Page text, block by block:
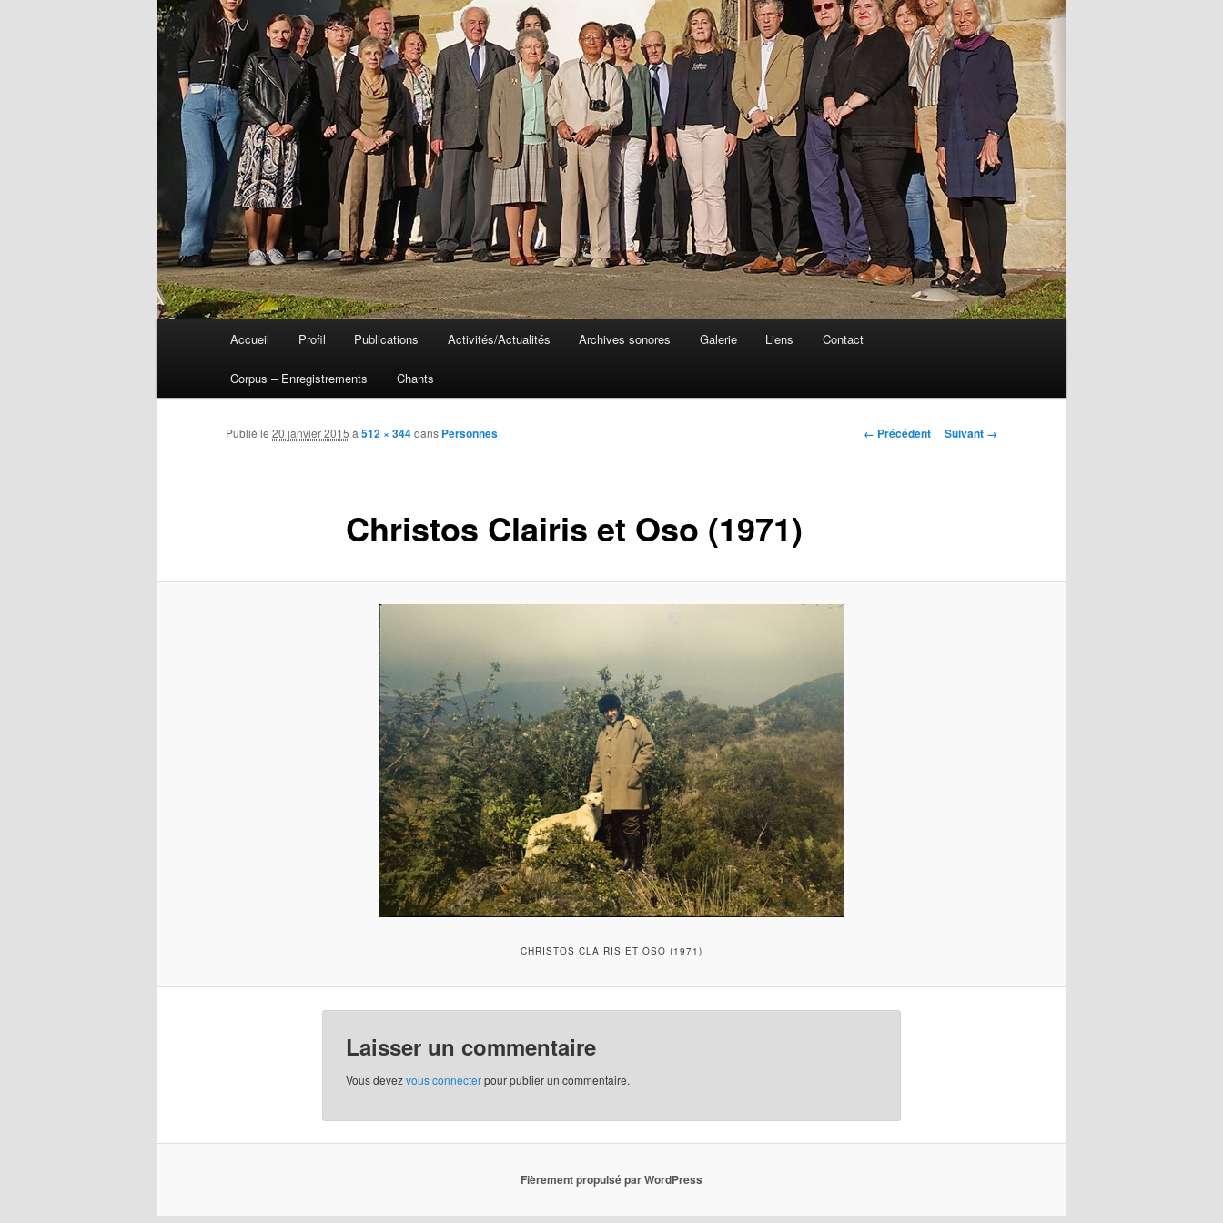
Aller
au
contenu
Accueil Profil Publications Activités/Actualités Archives sonores Galerie Liens Contact
Corpus – Enregistrements Chants
Navigation
← Précédent Suivant →
Christos Clairis et Oso (1971)
Publié le 20 janvier 2015 à512 × 344dans Personnes
CHRISTOS CLAIRIS ET OSO (1971)
Laisser un commentaire
Vous devezvous connecterpour publier un commentaire.
Fièrement propulsé par WordPress